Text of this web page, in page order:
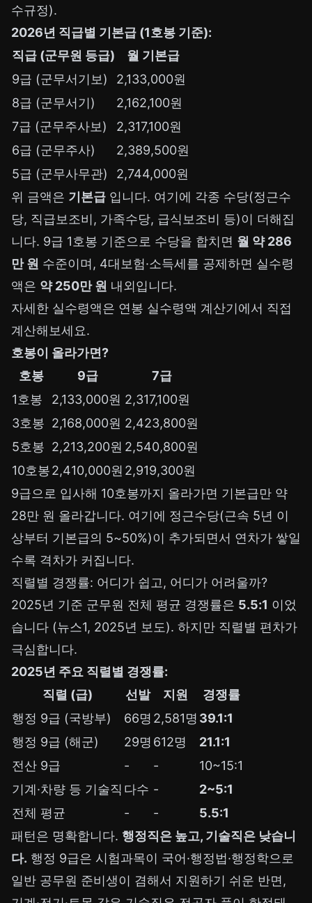
수규정).
2026년 직급별 기본급 (1호봉 기준):
직급 (군무원 등급)
월 기본급
9급 (군무서기보)
2,133,000원
8급 (군무서기)
2,162,100원
7급 (군무주사보)
2,317,100원
6급 (군무주사)
2,389,500원
5급 (군무사무관)
2,744,000원
위 금액은 기본급 입니다. 여기에 각종 수당(정근수
당, 직급보조비, 가족수당, 급식보조비 등)이 더해집
니다. 9급 1호봉 기준으로 수당을 합치면 월 약 286
만 원 수준이며, 4대보험·소득세를 공제하면 실수령
액은 약 250만 원 내외입니다.
자세한 실수령액은 연봉 실수령액 계산기에서 직접
계산해보세요.
호봉이 올라가면?
호봉
9급
7급
1호봉
2,133,000원 2,317,100원
3호봉 2,168,000원 2,423,800원
5호봉 2,213,200원 2,540,800원
10호봉2,410,000원 2,919,300원
9급으로 입사해 10호봉까지 올라가면 기본급만 약
28만 원 올라갑니다. 여기에 정근수당(근속 5년 이
상부터 기본급의 5~50%)이 추가되면서 연차가 쌓일
수록 격차가 커집니다.
직렬별 경쟁률: 어디가 쉽고, 어디가 어려울까?
2025년 기준 군무원 전체 평균 경쟁률은 5.5:1 이었
습니다 (뉴스1, 2025년 보도). 하지만 직렬별 편차가
극심합니다.
2025년 주요 직렬별 경쟁률:
직렬 (급)
선발 지원
경쟁률
행정 9급 (국방부)
66명 2,581명 39.1:1
행정 9급 (해군)
29명 612명
21.1:1
전산 9급
- -
10~15:1
기계·차량 등 기술직 다수 -
2~5:1
전체 평균
- -
5.5:1
패턴은 명확합니다. 행정직은 높고, 기술직은 낮습니
다. 행정 9급은 시험과목이 국어·행정법·행정학으로
일반 공무원 준비생이 겸해서 지원하기 쉬운 반면,